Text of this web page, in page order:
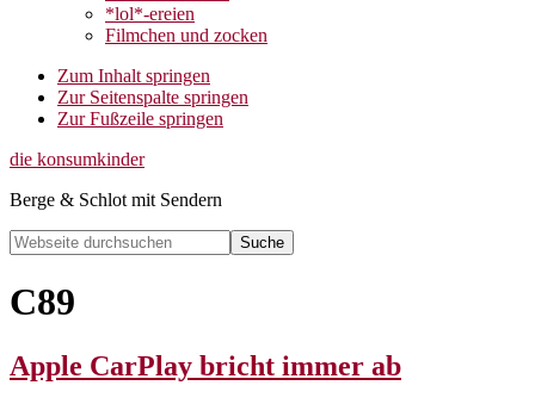
*lol*-ereien
Filmchen und zocken
Zum Inhalt springen
Zur Seitenspalte springen
Zur Fußzeile springen
die konsumkinder
Berge & Schlot mit Sendern
Webseite
durchsuchen
Search
C89
Apple CarPlay bricht immer ab